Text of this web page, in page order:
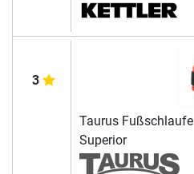
3
Taurus Fußschlaufe
Superior